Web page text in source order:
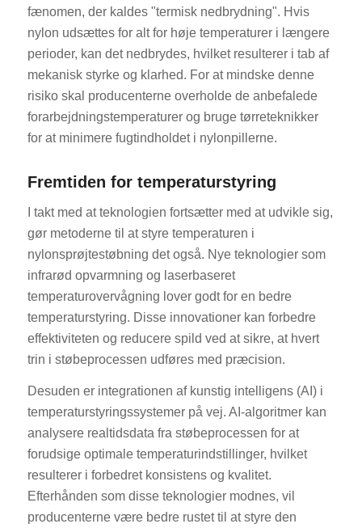
fænomen, der kaldes "termisk nedbrydning". Hvis
nylon udsættes for alt for høje temperaturer i længere
perioder, kan det nedbrydes, hvilket resulterer i tab af
mekanisk styrke og klarhed. For at mindske denne
risiko skal producenterne overholde de anbefalede
forarbejdningstemperaturer og bruge tørreteknikker
for at minimere fugtindholdet i nylonpillerne.
Fremtiden for temperaturstyring
I takt med at teknologien fortsætter med at udvikle sig,
gør metoderne til at styre temperaturen i
nylonsprøjtestøbning det også. Nye teknologier som
infrarød opvarmning og laserbaseret
temperaturovervågning lover godt for en bedre
temperaturstyring. Disse innovationer kan forbedre
effektiviteten og reducere spild ved at sikre, at hvert
trin i støbeprocessen udføres med præcision.
Desuden er integrationen af kunstig intelligens (AI) i
temperaturstyringssystemer på vej. AI-algoritmer kan
analysere realtidsdata fra støbeprocessen for at
forudsige optimale temperaturindstillinger, hvilket
resulterer i forbedret konsistens og kvalitet.
Efterhånden som disse teknologier modnes, vil
producenterne være bedre rustet til at styre den